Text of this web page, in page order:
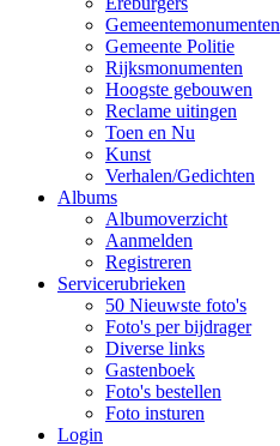
Gemeentemonumenten
Gemeente Politie
Rijksmonumenten
Hoogste gebouwen
Reclame uitingen
Toen en Nu
Kunst
Verhalen/Gedichten
Albums
Albumoverzicht
Aanmelden
Registreren
Servicerubrieken
50 Nieuwste foto's
Foto's per bijdrager
Diverse links
Gastenboek
Foto's bestellen
Foto insturen
Login